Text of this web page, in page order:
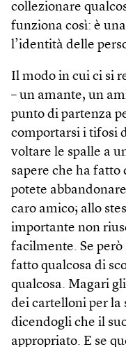
collezionare
funziona così: è
l’identità delle
Il modo in cui ci si
– un amante, un
punto di partenza
comportarsi i tifosi
voltare le spalle a
sapere che ha
potete
caro amico; allo
importante non
facilmente. Se però
fatto qualcosa di
qualcosa. Magari
dei cartelloni per la
dicendogli che il
appropriato. E se